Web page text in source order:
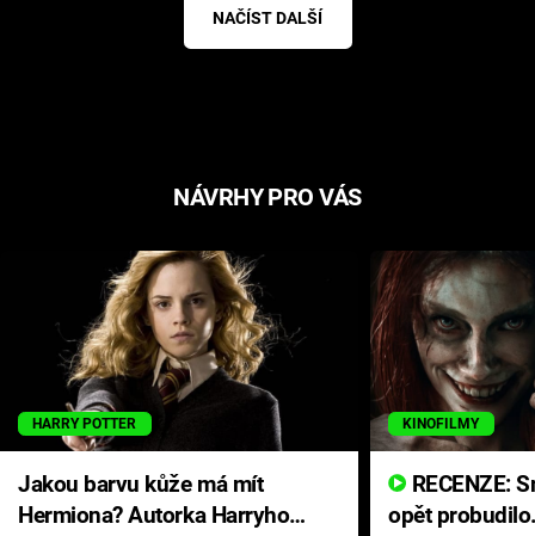
NAČÍST DALŠÍ
NÁVRHY PRO VÁS
HARRY POTTER
Jakou barvu kůže má mít
Hermiona? Autorka Harryho
KINOFILMY
opět